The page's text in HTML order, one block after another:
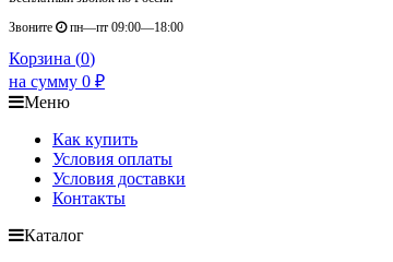
Звоните
пн—пт 09:00—18:00
Корзина (0)
на сумму 0 ₽
Меню
Как купить
Условия оплаты
Условия доставки
Контакты
Каталог